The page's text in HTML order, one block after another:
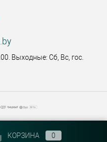
Выходные: Сб, Вс, гос.
КОРЗИНА 0